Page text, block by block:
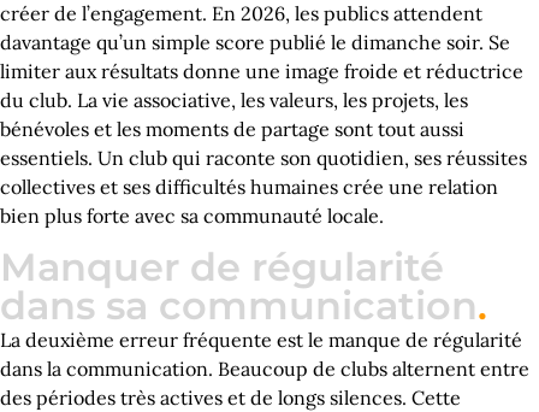
créer de l’engagement. En 2026, les publics attendent
davantage qu’un simple score publié le dimanche soir. Se
limiter aux résultats donne une image froide et réductrice
du club. La vie associative, les valeurs, les projets, les
bénévoles et les moments de partage sont tout aussi
essentiels. Un club qui raconte son quotidien, ses réussites
collectives et ses difficultés humaines crée une relation
bien plus forte avec sa communauté locale.
Manquer de régularité
dans sa communication.
La deuxième erreur fréquente est le manque de régularité
dans la communication. Beaucoup de clubs alternent entre
des périodes très actives et de longs silences. Cette